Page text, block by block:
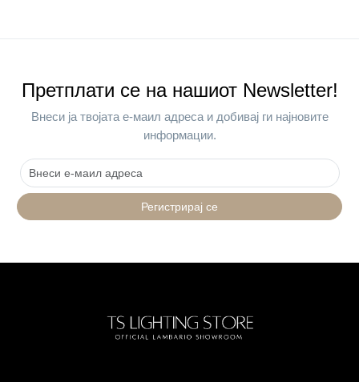
Претплати се на нашиот Newsletter!
Внеси ја твојата е-маил адреса и добивај ги најновите
информации.
Регистрирај се